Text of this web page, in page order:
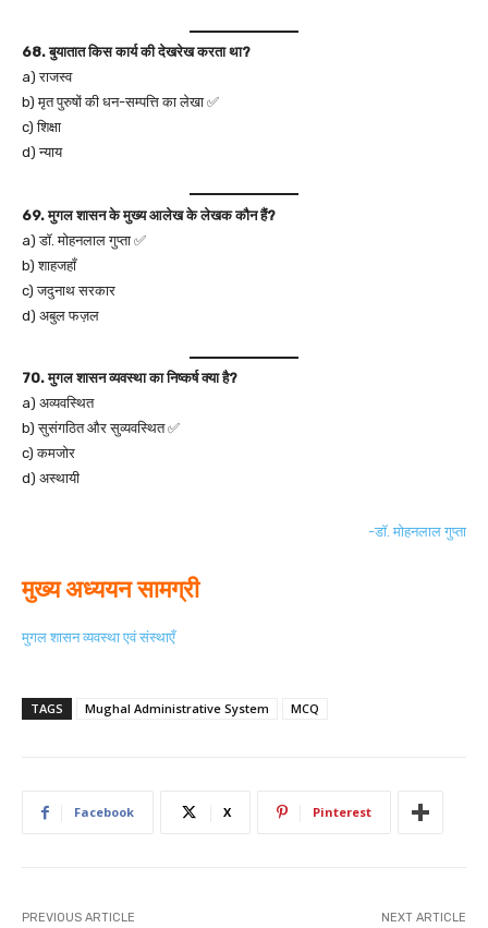
68. बुयातात किस कार्य की देखरेख करता था?
a) राजस्व
b) मृत पुरुषों की धन-सम्पत्ति का लेखा ✅
c) शिक्षा
d) न्याय
69. मुगल शासन के मुख्य आलेख के लेखक कौन हैं?
a) डॉ. मोहनलाल गुप्ता ✅
b) शाहजहाँ
c) जदुनाथ सरकार
d) अबुल फज़ल
70. मुगल शासन व्यवस्था का निष्कर्ष क्या है?
a) अव्यवस्थित
b) सुसंगठित और सुव्यवस्थित ✅
c) कमजोर
d) अस्थायी
-डॉ. मोहनलाल गुप्ता
मुख्य अध्ययन सामग्री
मुगल शासन व्यवस्था एवं संस्थाएँ
TAGS Mughal Administrative System MCQ
Facebook X Pinterest
PREVIOUS ARTICLE NEXT ARTICLE